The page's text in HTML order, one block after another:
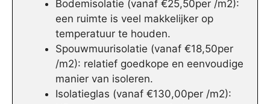
Bodemisolatie (vanaf €25,50per /m2):
een ruimte is veel makkelijker op
temperatuur te houden.
Spouwmuurisolatie (vanaf €18,50per
/m2): relatief goedkope en eenvoudige
manier van isoleren.
Isolatieglas (vanaf €130,00per /m2):